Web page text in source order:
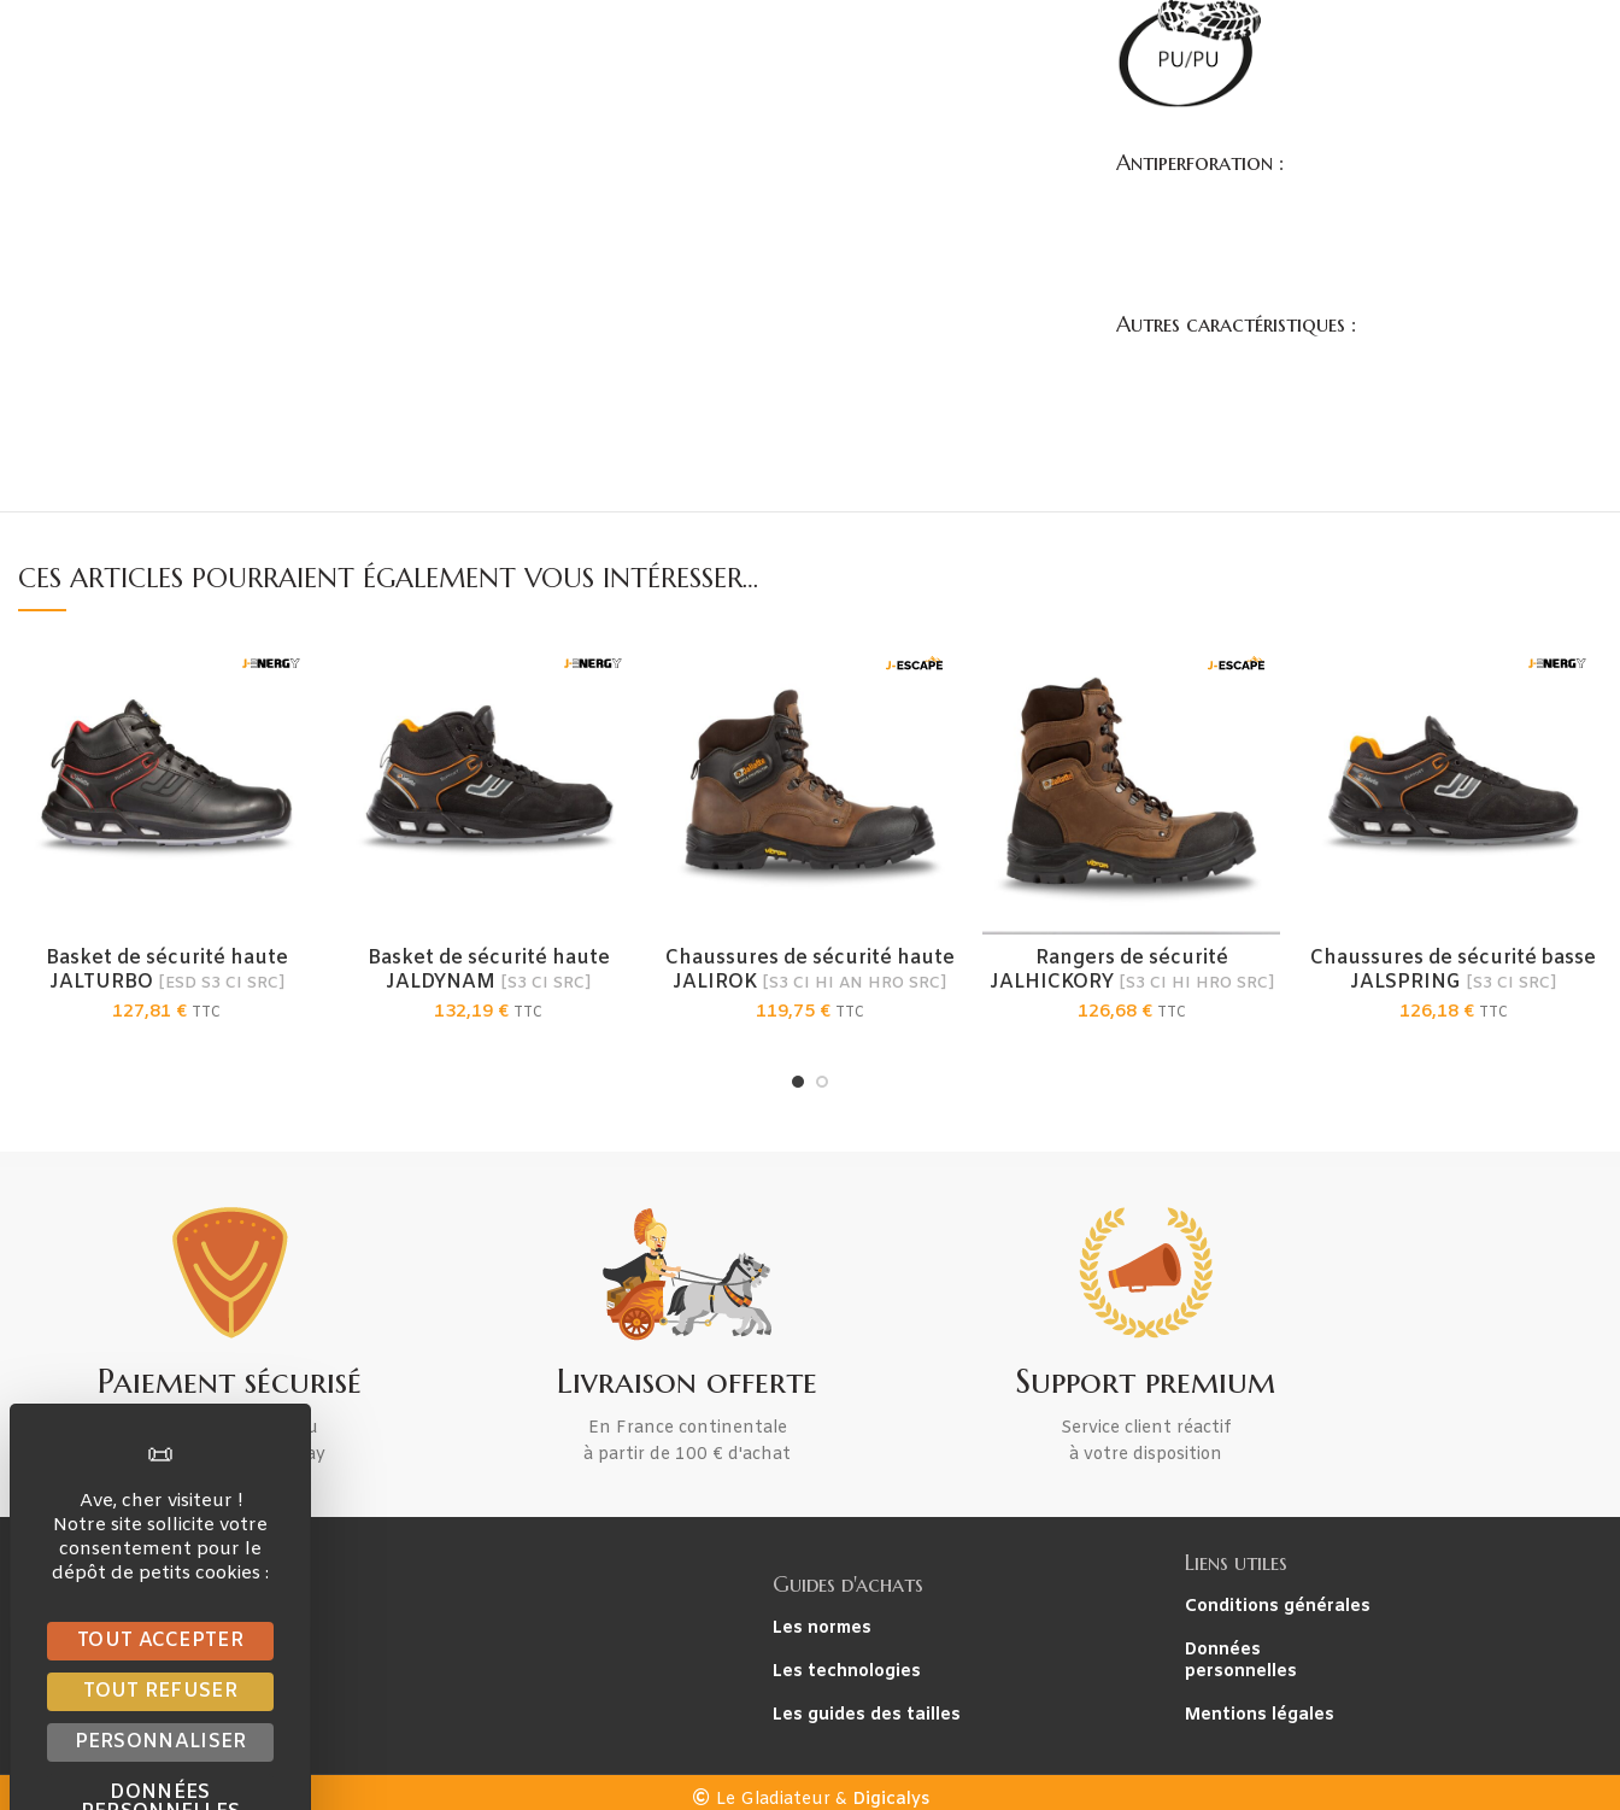
Antiperforation :
Autres caractéristiques :
CES ARTICLES POURRAIENT ÉGALEMENT VOUS INTÉRESSER…
CHOIX DES OPTIONS
Basket de sécurité haute
JALTURBO [ESD S3 CI SRC]
127,81 € TTC
CHOIX DES OPTIONS
Basket de sécurité haute
JALDYNAM [S3 CI SRC]
132,19 € TTC
CHOIX DES OPTIONS
Chaussures de sécurité haute
JALIROK [S3 CI HI AN HRO SRC]
119,75 € TTC
CHOIX DES OPTIONS
Rangers de sécurité
JALHICKORY [S3 CI HI HRO SRC]
126,68 € TTC
CHOIX DES OPTIONS
Chaussures de sécurité basse
JALSPRING [S3 CI SRC]
126,18 € TTC
Paiement sécurisé
Par carte bancaire ou
Apple Pay / Google Pay
Livraison offerte
En France continentale
à partir de 100 € d'achat
Support premium
Service client réactif
à votre disposition
15, rue Lavoisier
69720 Saint-Bonnet-de-Mure
Contact mail
Guides d'achats
Les normes
Les technologies
Les guides des tailles
Liens utiles
Conditions générales
Données
personnelles
Mentions légales
Le Gladiateur & Digicalys
Ave, cher visiteur !
Notre site sollicite votre
consentement pour le
dépôt de petits cookies :
TOUT ACCEPTER
TOUT REFUSER
PERSONNALISER
DONNÉES